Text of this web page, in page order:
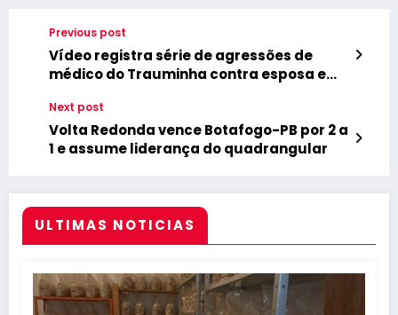
Previous post
Vídeo registra série de agressões de
médico do Trauminha contra esposa em
Next post
Volta Redonda vence Botafogo-PB por 2 a
1 e assume liderança do quadrangular
ULTIMAS NOTICIAS